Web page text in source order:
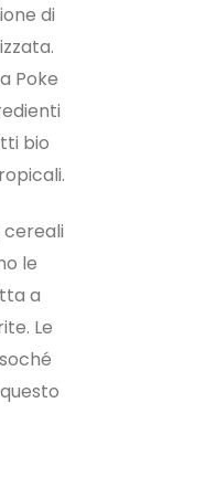
di
Poke
bio
cereali
le
a
Le